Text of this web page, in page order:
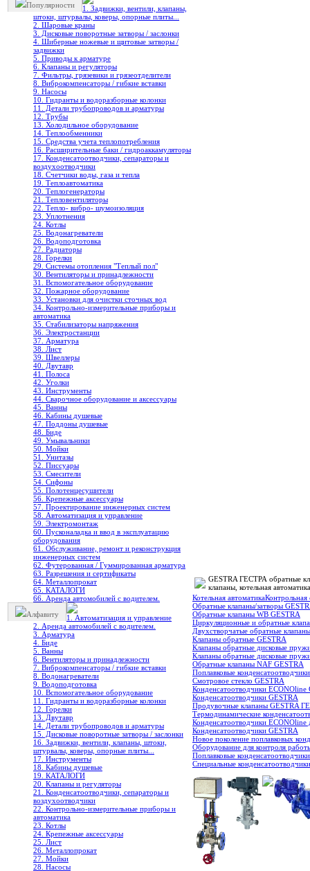
Популярности
1. Задвижки, вентили, клапаны,
штоки, штурвалы, коверы, опорные плиты...
2. Шаровые краны
3. Дисковые поворотные затворы / заслонки
4. Шиберные ножевые и щитовые затворы /
задвижки
5. Приводы к арматуре
6. Клапаны и регуляторы
7. Фильтры, грязевики и грязеотделители
8. Виброкомпенсаторы / гибкие вставки
9. Насосы
10. Гидранты и водоразборные колонки
11. Детали трубопроводов и арматуры
12. Трубы
13. Холодильное oборудование
14. Теплообменники
15. Средства учета теплопотребления
16. Расширительные баки / гидроаккамуляторы
17. Конденсатоотводчики, сепараторы и
воздухоотводчики
18. Счетчики воды, газа и тепла
19. Теплоавтоматика
20. Теплогенераторы
21. Тепловентиляторы
22. Тепло- вибро- шумоизоляция
23. Уплотнения
24. Котлы
25. Водонагреватели
26. Водоподготовка
27. Радиаторы
28. Горелки
29. Системы отопления "Теплый пол"
30. Вентиляторы и принадлежности
31. Вспомогательное оборудование
32. Пожарное оборудование
33. Установки для очистки сточных вод
34. Контрольно-измерительные приборы и
автоматика
35. Стабилизаторы напряжения
36. Электростанции
37. Арматура
38. Лист
39. Швеллеры
40. Двутавр
41. Полоса
42. Уголки
43. Инструменты
44. Сварочное оборудование и аксессуары
45. Ванны
46. Кабины душевые
47. Поддоны душевые
48. Биде
49. Умывальники
50. Мойки
51. Унитазы
52. Писсуары
53. Смесители
54. Сифоны
55. Полотенцесушители
56. Крепежные аксессуары
57. Проектирование инженерных систем
58. Автоматизация и управление
59. Электромонтаж
60. Пусконаладка и ввод в эксплуатацию
оборудования
61. Обслуживание, ремонт и реконструкция
инженерных систем
62. Футерованная / Гуммированная арматура
63. Разрешения и сертификаты
64. Металлопрокат
65. КАТАЛОГИ
66. Аренда автомобилей с водителем.
Алфавиту
1. Автоматизация и управление
2. Аренда автомобилей с водителем.
3. Арматура
4. Биде
5. Ванны
6. Вентиляторы и принадлежности
7. Виброкомпенсаторы / гибкие вставки
8. Водонагреватели
9. Водоподготовка
10. Вспомогательное оборудование
11. Гидранты и водоразборные колонки
12. Горелки
13. Двутавр
14. Детали трубопроводов и арматуры
15. Дисковые поворотные затворы / заслонки
16. Задвижки, вентили, клапаны, штоки,
штурвалы, коверы, опорные плиты...
17. Инструменты
18. Кабины душевые
19. КАТАЛОГИ
20. Клапаны и регуляторы
21. Конденсатоотводчики, сепараторы и
воздухоотводчики
22. Контрольно-измерительные приборы и
автоматика
23. Котлы
24. Крепежные аксессуары
25. Лист
26. Металлопрокат
27. Мойки
28. Насосы
GESTRA ГЕСТРА обратные
клапаны, котельная
Котельная автоматикаКонтрольная
Обратные клапаны/затворы
Обратные клапаны WB GESTRA
Циркуляционные и обратные
Двухстворчатые обратные
Клапаны обратные GESTRA
Клапаны обратные дисковые
Клапаны обратные дисковые
Обратные клапаны NAF GESTRA
Поплавковые конденсатоотводчики
Смотровое стекло GESTRA
Конденсатоотводчики ECONOline
Конденсатоотводчики GESTRA
Продувочные клапаны GESTRA
Термодинамические
Конденсатоотводчики ECONOline
Конденсатоотводчики GESTRA
Новое поколение поплавковых
Оборудование для контроля
Поплавковые
Специальные